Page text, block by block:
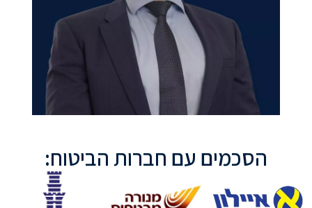
הסכמים עם חברות הביטוח: